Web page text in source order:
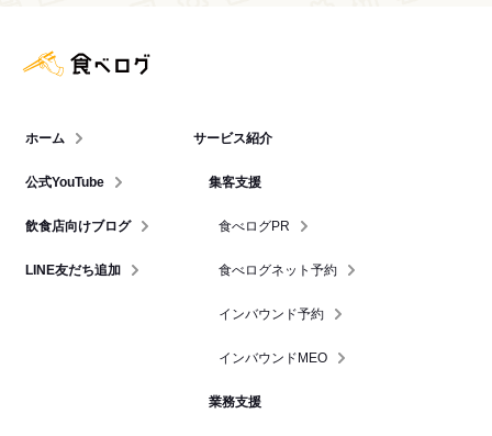
ホーム
公式YouTube
飲食店向けブログ
LINE友だち追加
サービス紹介
集客支援
食べログPR
食べログネット予約
インバウンド予約
インバウンドMEO
業務支援